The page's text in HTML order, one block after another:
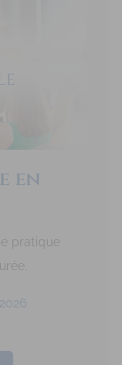
en
pratique